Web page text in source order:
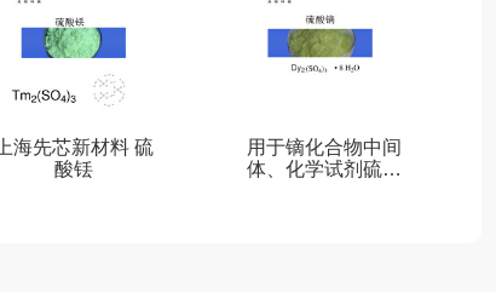
上海先芯新材料 硫
酸铥
用于镝化合物中间
体、化学试剂硫酸